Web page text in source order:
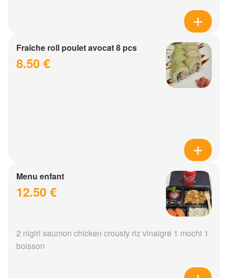
Fraîche roll poulet avocat 8 pcs
8.50 €
Menu enfant
12.50 €
2 nigiri saumon chicken crousty riz vinaigré 1 mochi 1
boisson